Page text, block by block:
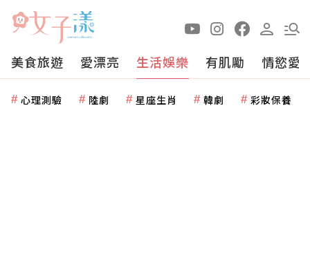
美食旅遊 愛漂亮 生活娛樂 有肌勵 情慾愛
心理測驗 陸劇 星座生肖 韓劇 彩妝保養